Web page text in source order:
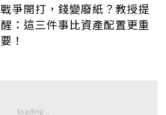
戰爭開打，錢變廢紙？教授提
醒：這三件事比資產配置更重
要！